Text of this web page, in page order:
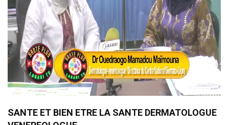
SANTE ET BIEN ETRE LA SANTE DERMATOLOGUE